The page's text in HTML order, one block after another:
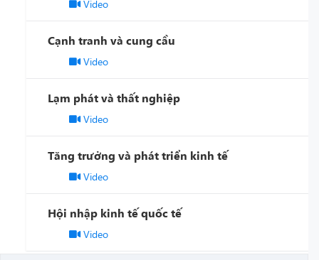
Video
Cạnh tranh và cung cầu
Video
Lạm phát và thất nghiệp
Video
Tăng trưởng và phát triển kinh tế
Video
Hội nhập kinh tế quốc tế
Video